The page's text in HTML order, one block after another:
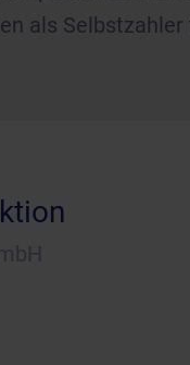
als Selbstzahler